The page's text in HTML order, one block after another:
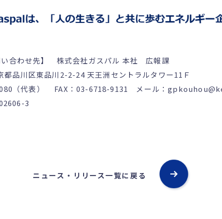
い合わせ先】 株式会社ガスパル 本社 広報課
品川区東品川2-2-24 天王洲セントラルタワー11Ｆ
（代表） FAX：03-6718-9131 メール：
3
ニュース・リリース一覧に戻る